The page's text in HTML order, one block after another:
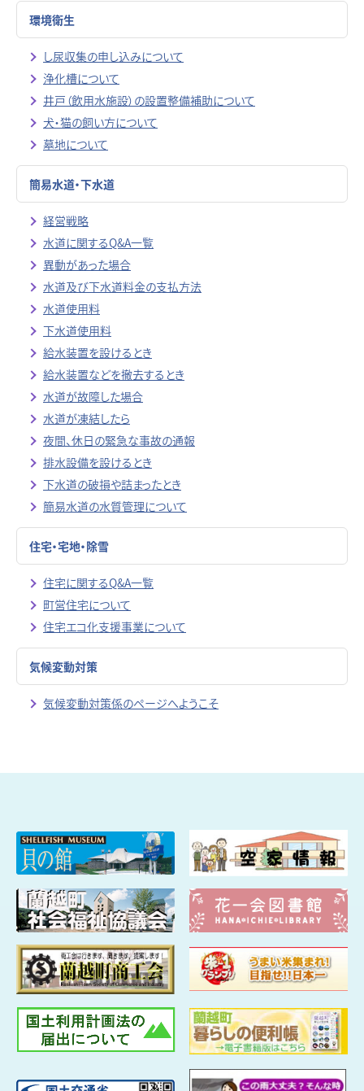
環境衛生
し尿収集の申し込みについて
浄化槽について
井戸（飲用水施設）の設置整備補助について
犬・猫の飼い方について
墓地について
簡易水道・下水道
経営戦略
水道に関するQ&A一覧
異動があった場合
水道及び下水道料金の支払方法
水道使用料
下水道使用料
給水装置を設けるとき
給水装置などを撤去するとき
水道が故障した場合
水道が凍結したら
夜間、休日の緊急な事故の通報
排水設備を設けるとき
下水道の破損や詰まったとき
簡易水道の水質管理について
住宅・宅地・除雪
住宅に関するQ&A一覧
町営住宅について
住宅エコ化支援事業について
気候変動対策
気候変動対策係のページへようこそ